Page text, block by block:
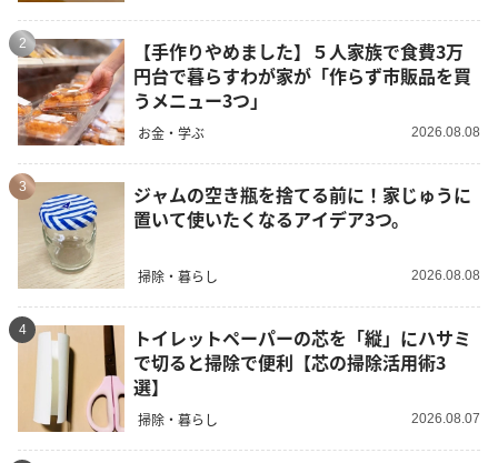
2
【手作りやめました】５人家族で食費3万
円台で暮らすわが家が「作らず市販品を買
うメニュー3つ」
お金・学ぶ 2026.08.08
3
ジャムの空き瓶を捨てる前に！家じゅうに
置いて使いたくなるアイデア3つ。
掃除・暮らし 2026.08.08
4
トイレットペーパーの芯を「縦」にハサミ
で切ると掃除で便利【芯の掃除活用術3
選】
掃除・暮らし 2026.08.07